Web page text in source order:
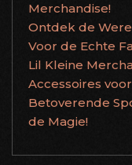
Merchandise!
Ontdek de
Voor de Echte
Lil Kleine
Accessoires
Betoverende
de Magie!